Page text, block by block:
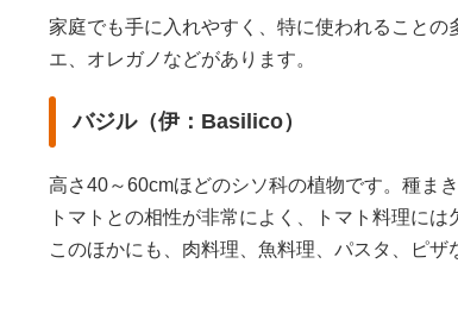
家庭でも手に入れやすく、特に使われること
エ、オレガノなどがあります。
バジル（伊：Basilico）
高さ40～60cmほどのシソ科の植物です。種ま
トマトとの相性が非常によく、トマト料理には
このほかにも、肉料理、魚料理、パスタ、ピザ